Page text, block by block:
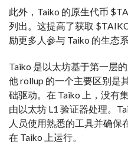
此外，Taiko 的原生代币
列出。这提高了获取
励更多人参与 Taiko 的生态系
Taiko 是以太坊基于第一层
他 rollup 的一个主要区别是
础驱动。在 Taiko 上，没有
由以太坊 L1 验证器处理。
人员使用熟悉的工具并确保
在 Taiko 上运行。